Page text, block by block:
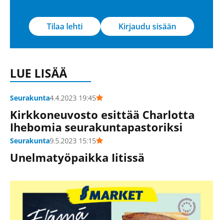
Tilaa lehti Kirjaudu sisään
LUE LISÄÄ
Seurakunta4.4.2023 19:45
Kirkkoneuvosto esittää Charlotta
Ihebomia seurakuntapastoriksi
Seurakunta9.5.2023 15:15
Unelmatyöpaikka Iitissä